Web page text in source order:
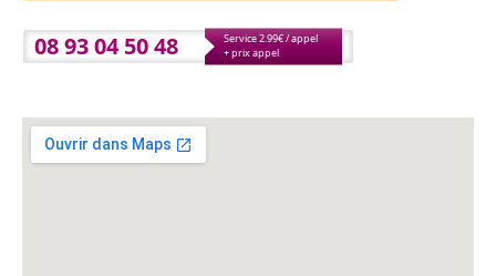
08 93 04 50 48
Service 2.99€ / appel
+ prix appel